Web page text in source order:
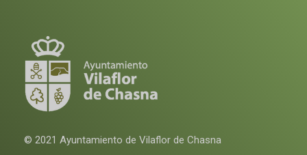
© 2021 Ayuntamiento de Vilaflor de Chasna